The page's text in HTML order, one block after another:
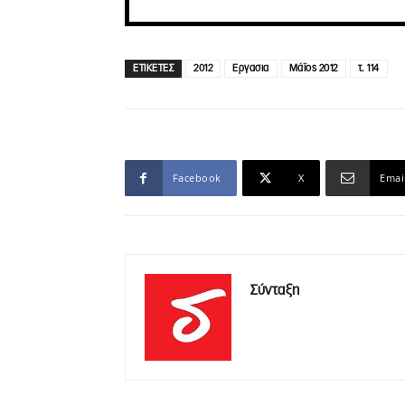
ΕΤΙΚΕΤΕΣ 2012 Εργασια Μάϊος 2012 τ. 114
Facebook X Email
Σύνταξη